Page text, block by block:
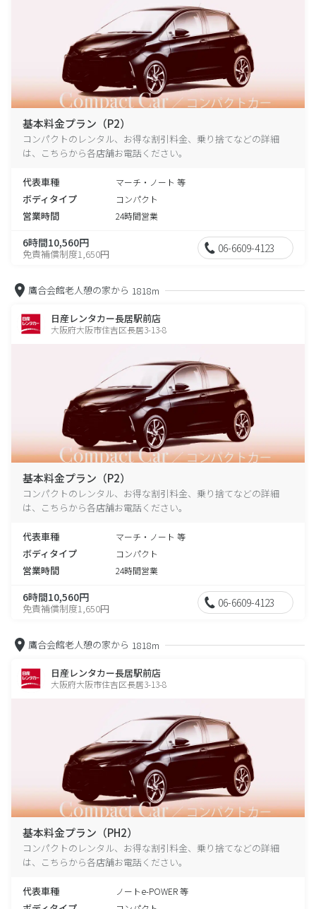
基本料金プラン（P2）
コンパクトのレンタル、お得な割引料金、乗り捨てなどの詳細
は、こちらから各店舗お電話ください。
代表車種 マーチ・ノート 等
ボディタイプ コンパクト
営業時間 24時間営業
6時間10,560円
免責補償制度1,650円 06-6609-4123
鷹合会館老人憩の家から 1818m
日産レンタカー長居駅前店
大阪府大阪市住吉区長居3-13-8
基本料金プラン（P2）
コンパクトのレンタル、お得な割引料金、乗り捨てなどの詳細
は、こちらから各店舗お電話ください。
代表車種 マーチ・ノート 等
ボディタイプ コンパクト
営業時間 24時間営業
6時間10,560円
免責補償制度1,650円 06-6609-4123
鷹合会館老人憩の家から 1818m
日産レンタカー長居駅前店
大阪府大阪市住吉区長居3-13-8
基本料金プラン（PH2）
コンパクトのレンタル、お得な割引料金、乗り捨てなどの詳細
は、こちらから各店舗お電話ください。
代表車種 ノートe-POWER 等